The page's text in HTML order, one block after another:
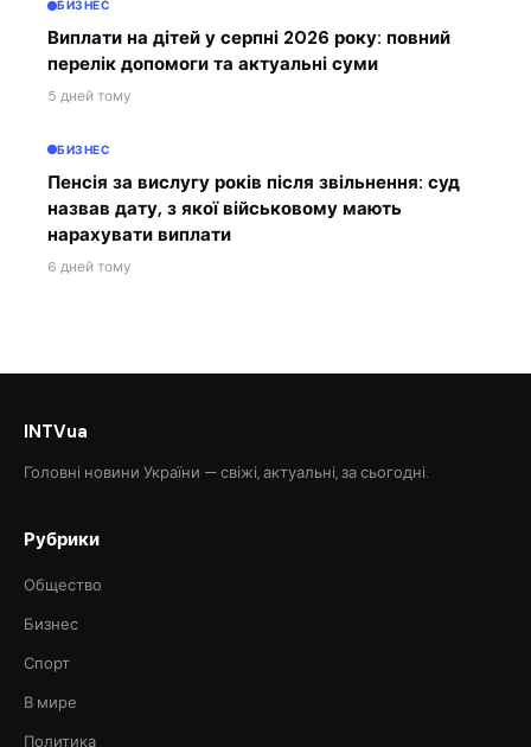
БИЗНЕС
Виплати на дітей у серпні 2026 року: повний
перелік допомоги та актуальні суми
5 дней тому
БИЗНЕС
Пенсія за вислугу років після звільнення: суд
назвав дату, з якої військовому мають
нарахувати виплати
6 дней тому
INTVua
Головні новини України — свіжі, актуальні, за сьогодні.
Рубрики
Общество
Бизнес
Спорт
В мире
Политика